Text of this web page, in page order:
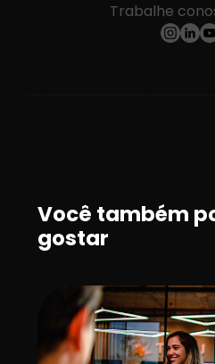
Trabalhe
Você também
gostar